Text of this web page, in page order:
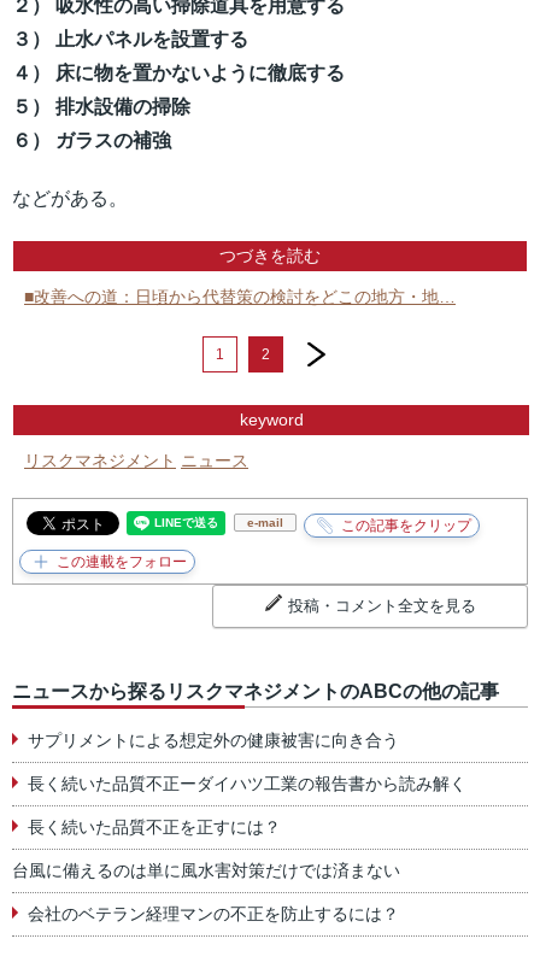
２） 吸水性の高い掃除道具を用意する
３） 止水パネルを設置する
４） 床に物を置かないように徹底する
５） 排水設備の掃除
６） ガラスの補強
などがある。
つづきを読む
■改善への道：日頃から代替策の検討をどこの地方・地…
1 2
next
keyword
リスクマネジメント ニュース
e-mail
投稿・コメント全文を見る
ニュースから探るリスクマネジメントのABCの他の記事
サプリメントによる想定外の健康被害に向き合う
長く続いた品質不正ーダイハツ工業の報告書から読み解く
長く続いた品質不正を正すには？
台風に備えるのは単に風水害対策だけでは済まない
会社のベテラン経理マンの不正を防止するには？